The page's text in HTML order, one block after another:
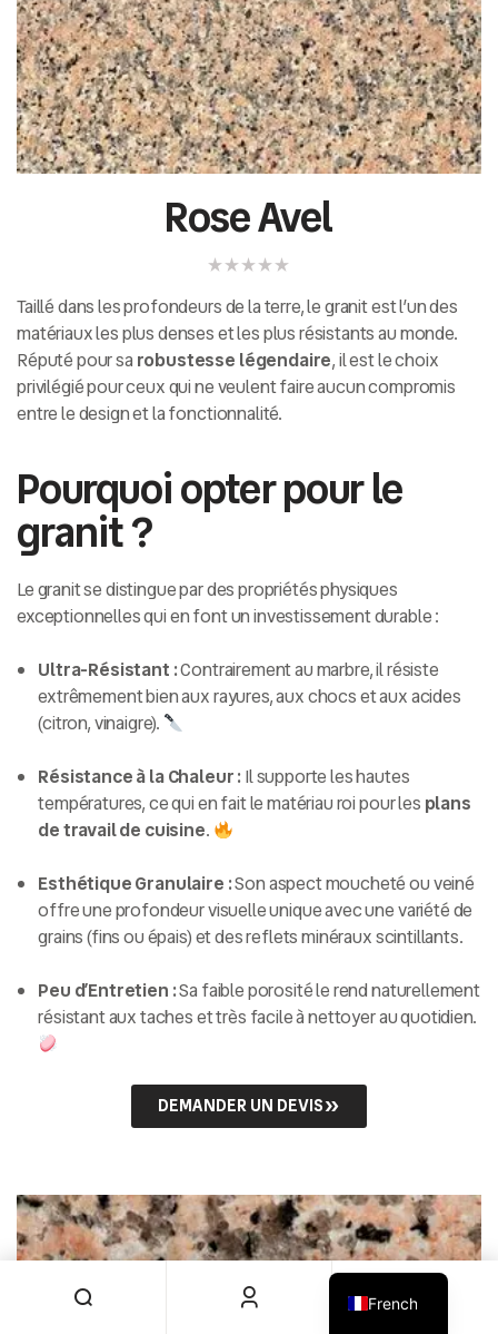
Rose Avel
Taillé dans les profondeurs de la terre, le granit est l’un des
matériaux les plus denses et les plus résistants au monde.
Réputé pour sa robustesse légendaire, il est le choix
privilégié pour ceux qui ne veulent faire aucun compromis
entre le design et la fonctionnalité.
Pourquoi opter pour le
granit ?
Le granit se distingue par des propriétés physiques
exceptionnelles qui en font un investissement durable :
Ultra-Résistant :Contrairement au marbre, il résiste
extrêmement bien aux rayures, aux chocs et aux acides
(citron, vinaigre).
Résistance à la Chaleur :Il supporte les hautes
températures, ce qui en fait le matériau roi pour les plans
de travail de cuisine.
Esthétique Granulaire :Son aspect moucheté ou veiné
offre une profondeur visuelle unique avec une variété de
grains (fins ou épais) et des reflets minéraux scintillants.
Peu d’Entretien :Sa faible porosité le rend naturellement
résistant aux taches et très facile à nettoyer au quotidien.
DEMANDER UN DEVIS
French
English